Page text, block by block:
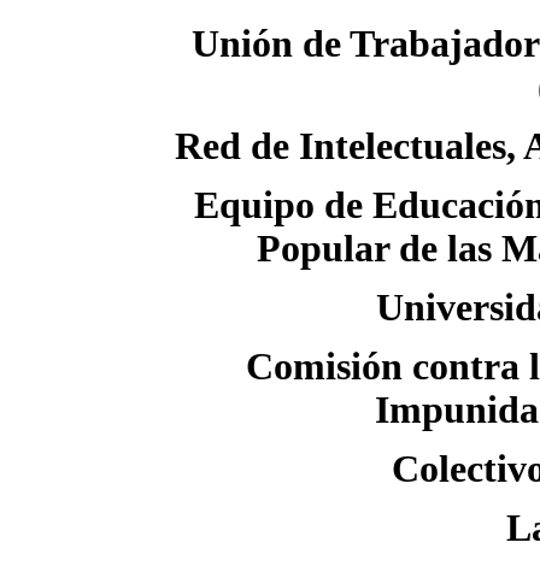
Unión de
Red de Intelectuales,
Equipo de
Popular de las
Comisión contra